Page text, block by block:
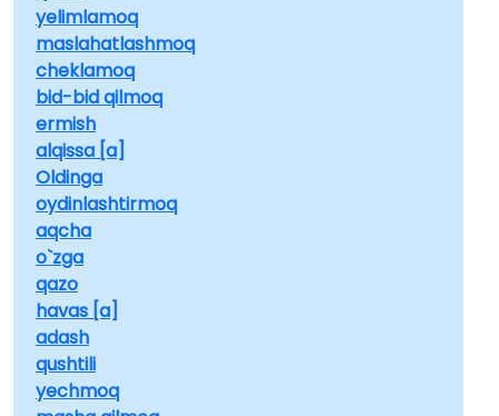
yelimlamoq
maslahatlashmoq
cheklamoq
bid-bid qilmoq
ermish
alqissa [a]
Oldinga
oydinlashtirmoq
aqcha
o`zga
qazo
havas [a]
adash
qushtili
yechmoq